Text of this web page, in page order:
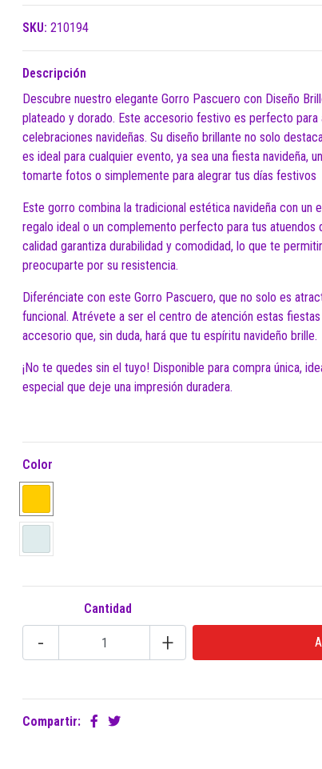
SKU: 210194
Descripción
Descubre nuestro elegante Gorro Pascuero con Diseño
plateado y dorado. Este accesorio festivo es perfecto para
celebraciones navideñas. Su diseño brillante no solo
es ideal para cualquier evento, ya sea una fiesta navideña,
tomarte fotos o simplemente para alegrar tus días festivos
Este gorro combina la tradicional estética navideña con un
regalo ideal o un complemento perfecto para tus atuendos
calidad garantiza durabilidad y comodidad, lo que te
preocuparte por su resistencia.
Diferénciate con este Gorro Pascuero, que no solo es
funcional. Atrévete a ser el centro de atención estas
accesorio que, sin duda, hará que tu espíritu navideño brille.
¡No te quedes sin el tuyo! Disponible para compra única,
especial que deje una impresión duradera.
Color
Cantidad
- +
Compartir: